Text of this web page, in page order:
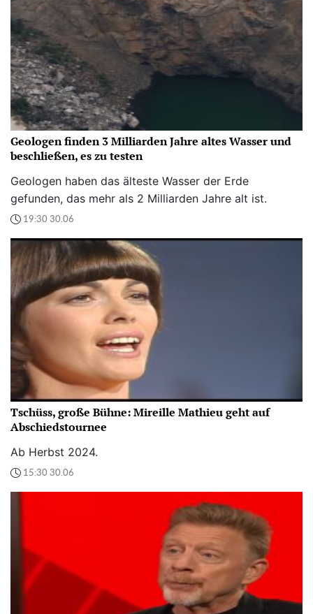
Geologen finden 3 Milliarden Jahre altes Wasser und
beschließen, es zu testen
Geologen haben das älteste Wasser der Erde
gefunden, das mehr als 2 Milliarden Jahre alt ist.
19:30 30.06
Tschüss, große Bühne: Mireille Mathieu geht auf
Abschiedstournee
Ab Herbst 2024.
15:30 30.06